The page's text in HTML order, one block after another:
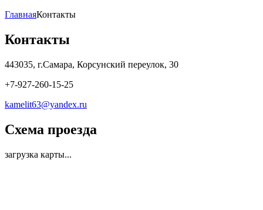
ГлавнаяКонтакты
Контакты
443035, г.Самара, Корсунский переулок, 30
+7-927-260-15-25
kamelit63@yandex.ru
Схема проезда
загрузка карты...